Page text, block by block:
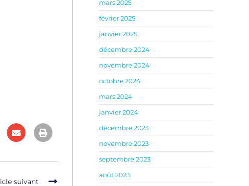
suivant
mars 2025
février 2025
janvier 2025
décembre 2024
novembre 2024
octobre 2024
mars 2024
janvier 2024
décembre 2023
novembre 2023
septembre 2023
août 2023